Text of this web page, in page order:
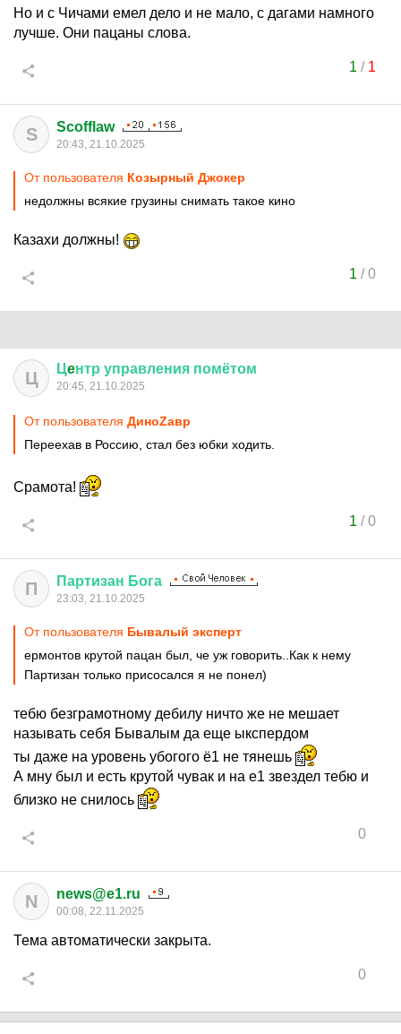
Но и с Чичами емел дело и не мало, с дагами намного
лучше. Они пацаны слова.
1 / 1
S Scofflaw
20:43, 21.10.2025
От пользователя Козырный Джокер
недолжны всякие грузины снимать такое кино
Казахи должны!
1 /0
Ц Цeнтр управления помётом
20:45, 21.10.2025
От пользователя ДиноZавp
Переехав в Россию, стал без юбки ходить.
Срамота!
1 /0
П Партизан Бога
23:03, 21.10.2025
От пользователя Бывалый эксперт
ермонтов крутой пацан был, че уж говорить..Как к нему
Партизан только присосался я не понел)
тебю безграмотному дебилу ничто же не мешает
называть себя Бывалым да еще ыкспердом
ты даже на уровень убогого ё1 не тянешь
А мну был и есть крутой чувак и на е1 звездел тебю и
близко не снилось
0
N news@e1.ru
00:08, 22.11.2025
Тема автоматически закрыта.
0